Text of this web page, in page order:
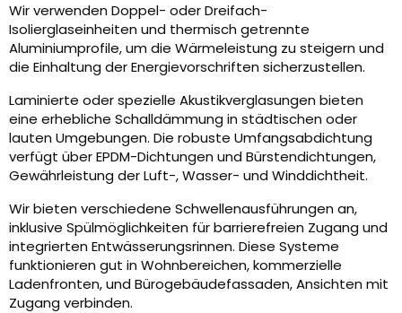
Wir verwenden Doppel- oder Dreifach-
Isolierglaseinheiten und thermisch getrennte
Aluminiumprofile, um die Wärmeleistung zu steigern und
die Einhaltung der Energievorschriften sicherzustellen.
Laminierte oder spezielle Akustikverglasungen bieten
eine erhebliche Schalldämmung in städtischen oder
lauten Umgebungen. Die robuste Umfangsabdichtung
verfügt über EPDM-Dichtungen und Bürstendichtungen,
Gewährleistung der Luft-, Wasser- und Winddichtheit.
Wir bieten verschiedene Schwellenausführungen an,
inklusive Spülmöglichkeiten für barrierefreien Zugang und
integrierten Entwässerungsrinnen. Diese Systeme
funktionieren gut in Wohnbereichen, kommerzielle
Ladenfronten, und Bürogebäudefassaden, Ansichten mit
Zugang verbinden.